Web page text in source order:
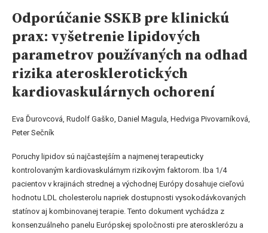
Odporúčanie SSKB pre klinickú
prax: vyšetrenie lipidových
parametrov používaných na odhad
rizika aterosklerotických
kardiovaskulárnych ochorení
Eva Ďurovcová, Rudolf Gaško, Daniel Magula, Hedviga Pivovarníková,
Peter Sečník
Poruchy lipidov sú najčastejším a najmenej terapeuticky
kontrolovaným kardiovaskulárnym rizikovým faktorom. Iba 1/4
pacientov v krajinách strednej a východnej Európy dosahuje cieľovú
hodnotu LDL cholesterolu napriek dostupnosti vysokodávkovaných
statínov aj kombinovanej terapie. Tento dokument vychádza z
konsenzuálneho panelu Európskej spoločnosti pre aterosklerózu a